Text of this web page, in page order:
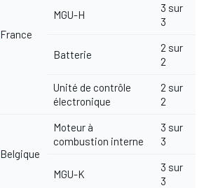
France
MGU-H
3 sur
3
Batterie
2 sur
2
Unité de contrôle
électronique
2 sur
2
Belgique
Moteur à
combustion interne
3 sur
3
MGU-K
3 sur
3